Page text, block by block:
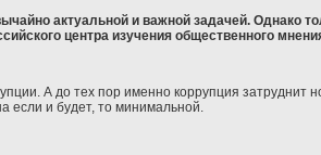
актуальной и важной задачей. Однако
центра изучения общественного
А до тех пор именно коррупция
если и будет, то минимальной.